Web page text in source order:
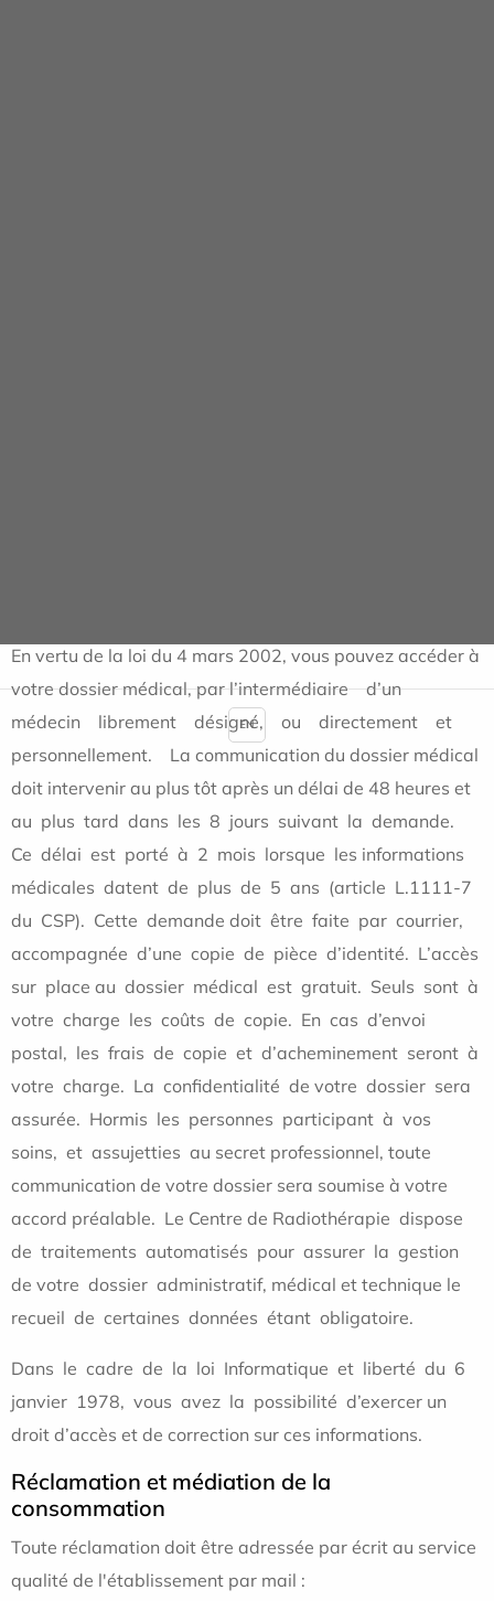
En vertu de la loi du 4 mars 2002, vous pouvez accéder à
votre dossier médical, par l’intermédiaire d’un
médecin librement désigné, ou directement et
personnellement. La communication du dossier médical
doit intervenir au plus tôt après un délai de 48 heures et
au plus tard dans les 8 jours suivant la demande.
Ce délai est porté à 2 mois lorsque les informations
médicales datent de plus de 5 ans (article L.1111-7
du CSP). Cette demande doit être faite par courrier,
accompagnée d’une copie de pièce d’identité. L’accès
sur place au dossier médical est gratuit. Seuls sont à
votre charge les coûts de copie. En cas d’envoi
postal, les frais de copie et d’acheminement seront à
votre charge. La confidentialité de votre dossier sera
assurée. Hormis les personnes participant à vos
soins, et assujetties au secret professionnel, toute
communication de votre dossier sera soumise à votre
accord préalable. Le Centre de Radiothérapie dispose
de traitements automatisés pour assurer la gestion
de votre dossier administratif, médical et technique le
recueil de certaines données étant obligatoire.
Dans le cadre de la loi Informatique et liberté du 6
janvier 1978, vous avez la possibilité d’exercer un
droit d’accès et de correction sur ces informations.
Réclamation et médiation de la
consommation
Toute réclamation doit être adressée par écrit au service
qualité de l'établissement par mail :
EN